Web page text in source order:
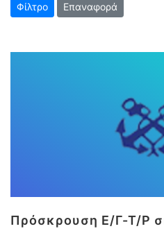
Επαναφορά
Πρόσκρουση Ε/Γ-Τ/Ρ